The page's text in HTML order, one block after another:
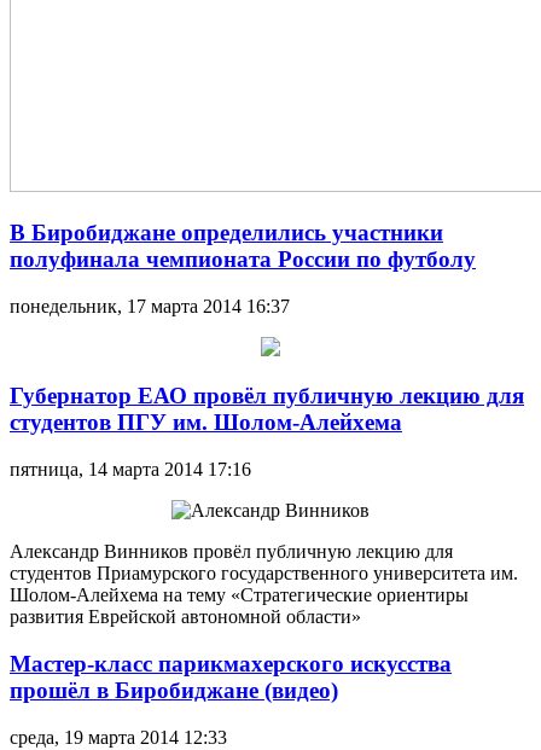
В Биробиджане определились участники
полуфинала чемпионата России по футболу
понедельник, 17 марта 2014 16:37
Губернатор ЕАО провёл публичную лекцию для
студентов ПГУ им. Шолом-Алейхема
пятница, 14 марта 2014 17:16
Александр Винников провёл публичную лекцию для
студентов Приамурского государственного университета им.
Шолом-Алейхема на тему «Стратегические ориентиры
развития Еврейской автономной области»
Мастер-класс парикмахерского искусства
прошёл в Биробиджане (видео)
среда, 19 марта 2014 12:33